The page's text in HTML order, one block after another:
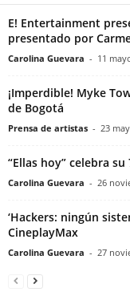
E! Entertainment
presentado por
Carolina Guevara - 11
¡Imperdible! Myke
de Bogotá
Prensa de artistas - 23
“Ellas hoy” celebra
Carolina Guevara - 26
‘Hackers: ningún
CineplayMax
Carolina Guevara - 27